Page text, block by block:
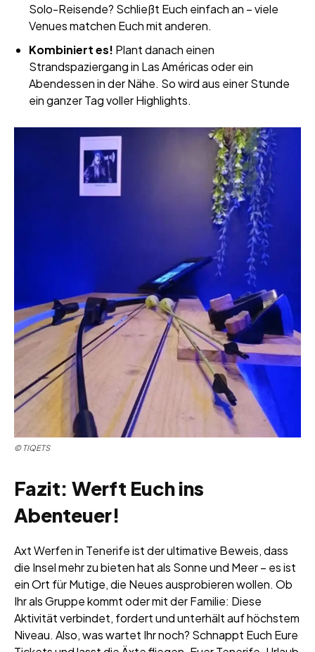
Solo-Reisende? Schließt Euch einfach an – viele
Venues matchen Euch mit anderen.
Kombiniert es! Plant danach einen
Strandspaziergang in Las Américas oder ein
Abendessen in der Nähe. So wird aus einer Stunde
ein ganzer Tag voller Highlights.
© TIQETS
Fazit: Werft Euch ins
Abenteuer!
Axt Werfen in Tenerife ist der ultimative Beweis, dass
die Insel mehr zu bieten hat als Sonne und Meer – es ist
ein Ort für Mutige, die Neues ausprobieren wollen. Ob
Ihr als Gruppe kommt oder mit der Familie: Diese
Aktivität verbindet, fordert und unterhält auf höchstem
Niveau. Also, was wartet Ihr noch? Schnappt Euch Eure